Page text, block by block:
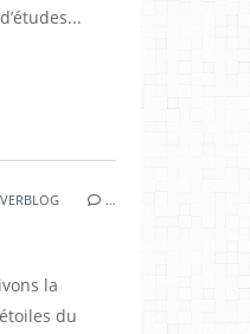
…
la
du